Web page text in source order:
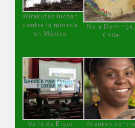
Wirakutas luchan
contra la minería
en México
No a Dominga,
Chile
Valle de Elqui
Atentan contra